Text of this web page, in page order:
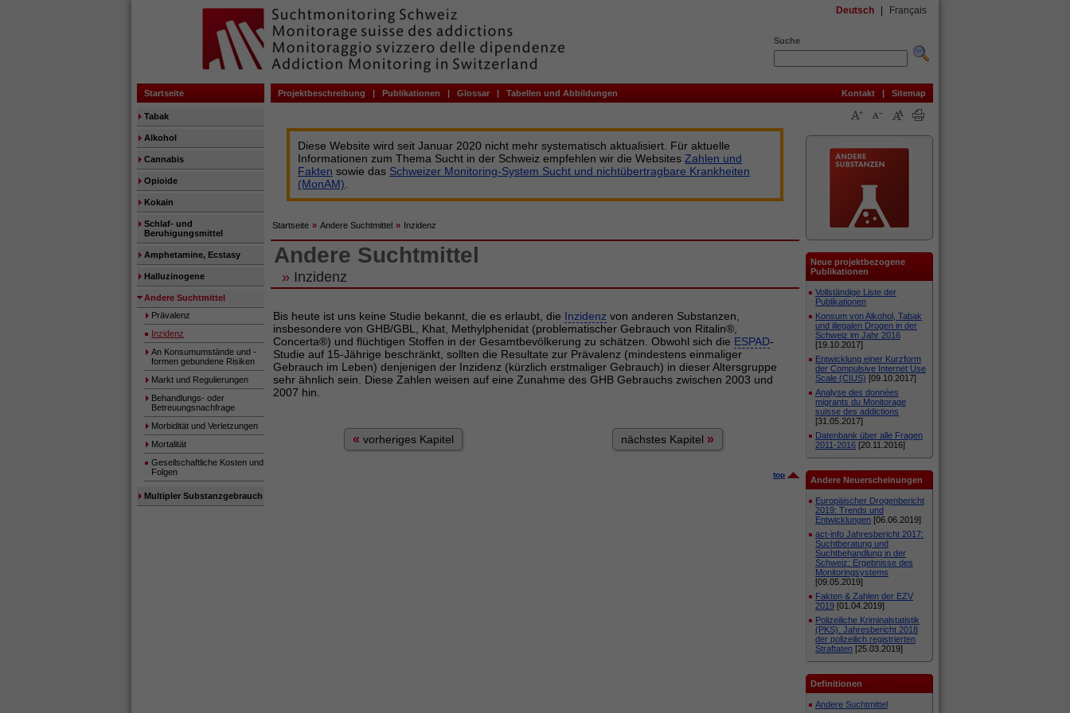
Deutsch Français
Suche
Startseite Kontakt | Sitemap
Projektbeschreibung | Publikationen | Glossar | Tabellen und Abbildungen
Tabak
Alkohol
Cannabis
Opioide
Kokain
Schlaf- und
Beruhigungsmittel
Amphetamine, Ecstasy
Halluzinogene
Andere Suchtmittel
Prävalenz
Inzidenz
An Konsumumstände und -
formen gebundene Risiken
Markt und Regulierungen
Behandlungs- oder
Betreuungsnachfrage
Morbidität und Verletzungen
Mortalität
Gesellschaftliche Kosten und
Folgen
Multipler Substanzgebrauch
Diese Website wird seit Januar 2020 nicht mehr systematisch aktualisiert. Für aktuelle
Informationen zum Thema Sucht in der Schweiz empfehlen wir die Websites Zahlen und
Fakten sowie das Schweizer Monitoring-System Sucht und nichtübertragbare Krankheiten
(MonAM)
Startseite » Andere Suchtmittel » Inzidenz
Andere Suchtmittel
» Inzidenz
Bis heute ist uns keine Studie bekannt, die es erlaubt, die Inzidenz von anderen Substanzen,
insbesondere von GHB/GBL, Khat, Methylphenidat (problematischer Gebrauch von Ritalin®,
Concerta®) und flüchtigen Stoffen in der Gesamtbevölkerung zu schätzen. Obwohl sich die ESPAD-
Studie auf 15-Jährige beschränkt, sollten die Resultate zur Prävalenz (mindestens einmaliger
Gebrauch im Leben) denjenigen der Inzidenz (kürzlich erstmaliger Gebrauch) in dieser Altersgruppe
sehr ähnlich sein. Diese Zahlen weisen auf eine Zunahme des GHB Gebrauchs zwischen 2003 und
2007 hin.
« vorheriges Kapitel nächstes Kapitel »
top
Neue projektbezogene
Publikationen
Vollständige Liste der
Publikationen
Konsum von Alkohol, Tabak
und illegalen Drogen in der
Schweiz im Jahr 2016
[19.10.2017]
Entwicklung einer Kurzform
der Compulsive Internet Use
Scale (CIUS) [09.10.2017]
Analyse des données
migrants du Monitorage
suisse des addictions
[31.05.2017]
Datenbank über alle Fragen
2011-2016 [20.11.2016]
Andere Neuerscheinungen
Europäischer Drogenbericht
2019: Trends und
Entwicklungen [06.06.2019]
act-info Jahresbericht 2017:
Suchtberatung und
Suchtbehandlung in der
Schweiz: Ergebnisse des
Monitoringsystems
[09.05.2019]
Fakten & Zahlen der EZV
2019 [01.04.2019]
Polizeiliche Kriminalstatistik
(PKS). Jahresbericht 2018
der polizeilich registrierten
Straftaten [25.03.2019]
Definitionen
Andere Suchtmittel